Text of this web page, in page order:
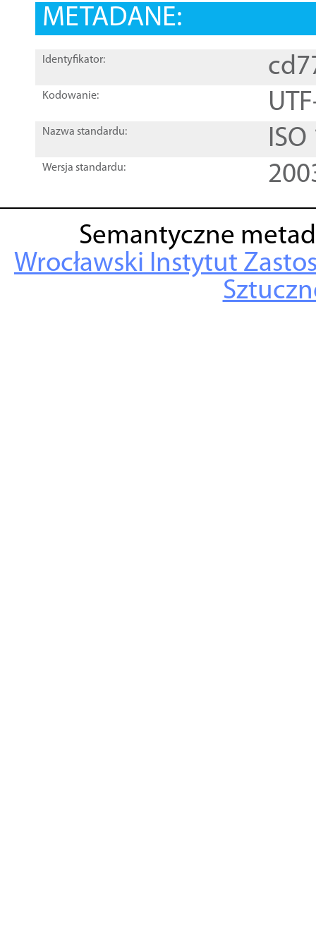
METADANE:
Identyfikator:
Kodowanie:
Nazwa standardu:
Wersja standardu:
Semantyczne
Wrocławski Instytut